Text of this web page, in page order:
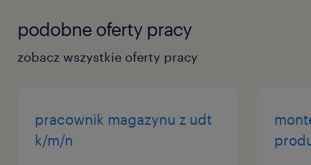
podobne oferty pracy
zobacz wszystkie oferty pracy
pracownik magazynu z udt
k/m/n